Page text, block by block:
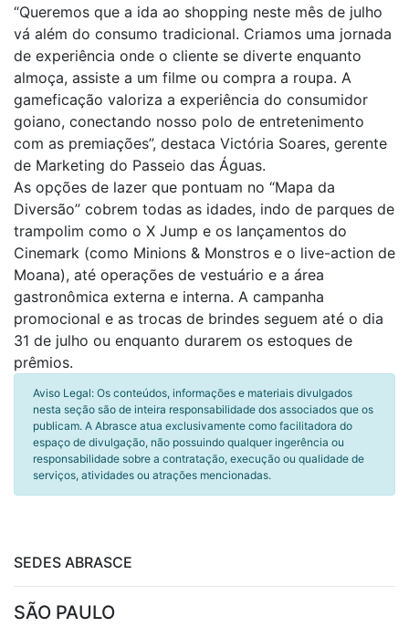
“Queremos que a ida ao shopping neste mês de julho
vá além do consumo tradicional. Criamos uma jornada
de experiência onde o cliente se diverte enquanto
almoça, assiste a um filme ou compra a roupa. A
gameficação valoriza a experiência do consumidor
goiano, conectando nosso polo de entretenimento
com as premiações”, destaca Victória Soares, gerente
de Marketing do Passeio das Águas.
As opções de lazer que pontuam no “Mapa da
Diversão” cobrem todas as idades, indo de parques de
trampolim como o X Jump e os lançamentos do
Cinemark (como Minions & Monstros e o live-action de
Moana), até operações de vestuário e a área
gastronômica externa e interna. A campanha
promocional e as trocas de brindes seguem até o dia
31 de julho ou enquanto durarem os estoques de
prêmios.
Aviso Legal: Os conteúdos, informações e materiais divulgados
nesta seção são de inteira responsabilidade dos associados que os
publicam. A Abrasce atua exclusivamente como facilitadora do
espaço de divulgação, não possuindo qualquer ingerência ou
responsabilidade sobre a contratação, execução ou qualidade de
serviços, atividades ou atrações mencionadas.
SEDES ABRASCE
SÃO PAULO